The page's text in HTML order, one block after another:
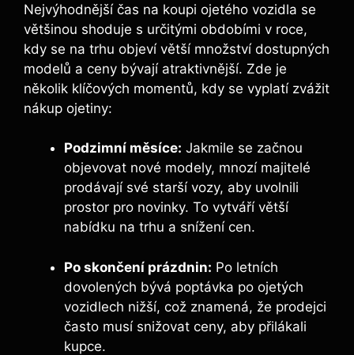
Nejvýhodnější čas na koupi ojetého vozidla se
většinou shoduje s určitými obdobími v roce,
kdy se na trhu objeví větší množství dostupných
modelů a ceny bývají atraktivnější. Zde je
několik klíčových momentů, kdy se vyplatí zvážit
nákup ojetiny:
Podzimní měsíce: Jakmile se začnou
objevovat nové modely, mnozí majitelé
prodávají své starší vozy, aby uvolnili
prostor pro novinky. To vytváří větší
nabídku na trhu a snížení cen.
Po skončení prázdnin: Po letních
dovolených bývá poptávka po ojetých
vozidlech nižší, což znamená, že prodejci
často musí snižovat ceny, aby přilákali
kupce.